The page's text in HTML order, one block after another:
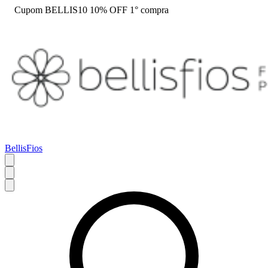
Cupom BELLIS10 10% OFF 1° compra
BellisFios